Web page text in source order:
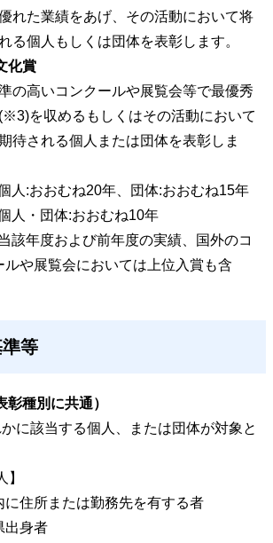
れた業績をあげ、その活動において将
る個人もしくは団体を表彰します。
化賞
の高いコンクールや展覧会等で最優秀
を収めるもしくはその活動において
待される個人または団体を表彰しま
人:おおむね20年、団体:おおむね15年
人・団体:おおむね10年
該年度および前年度の実績、国外のコ
ルや展覧会においては上位入賞も含
等
種別に共通）
に該当する個人、または団体が対象と
】
に住所または勤務先を有する者
出身者